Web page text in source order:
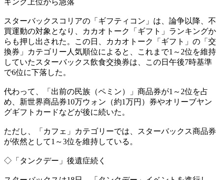
スターバックスコリアの「ギフティコン」は、論争以降、不
買運動の対象となり、カカオトーク「ギフト」ランキングか
らも押し出された。この日、カカオトーク「ギフト」の「交
換券」カテゴリー人気順位によると、これまで1～2位を維持
していたスターバックス飲食交換券は、この日午後7時基準
で6位に下落した。
代わって、「出前の民族（ペミン）」商品券が1～2位を占
め、新世界商品券10万ウォン（約1万円）券やオリーブヤン
グギフトカードなどが後に続いた。
ただし、「カフェ」カテゴリーでは、スターバックス商品券
が依然として1～3位を維持している。
◇「タンクデー」後遺症続く